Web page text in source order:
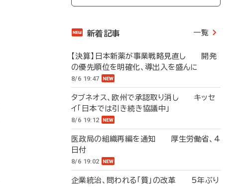
新着記事 一覧
【決算】日本新薬が事業戦略見直し 開発
の優先順位を明確化、導出入を盛んに
8/6 19:47
タブネオス、欧州で承認取り消し キッセ
イ「日本では引き続き協議中」
8/6 19:12
医政局の組織再編を通知 厚生労働省、4
日付
8/6 19:02
企業統治、問われる「質」の改革 5年ぶり